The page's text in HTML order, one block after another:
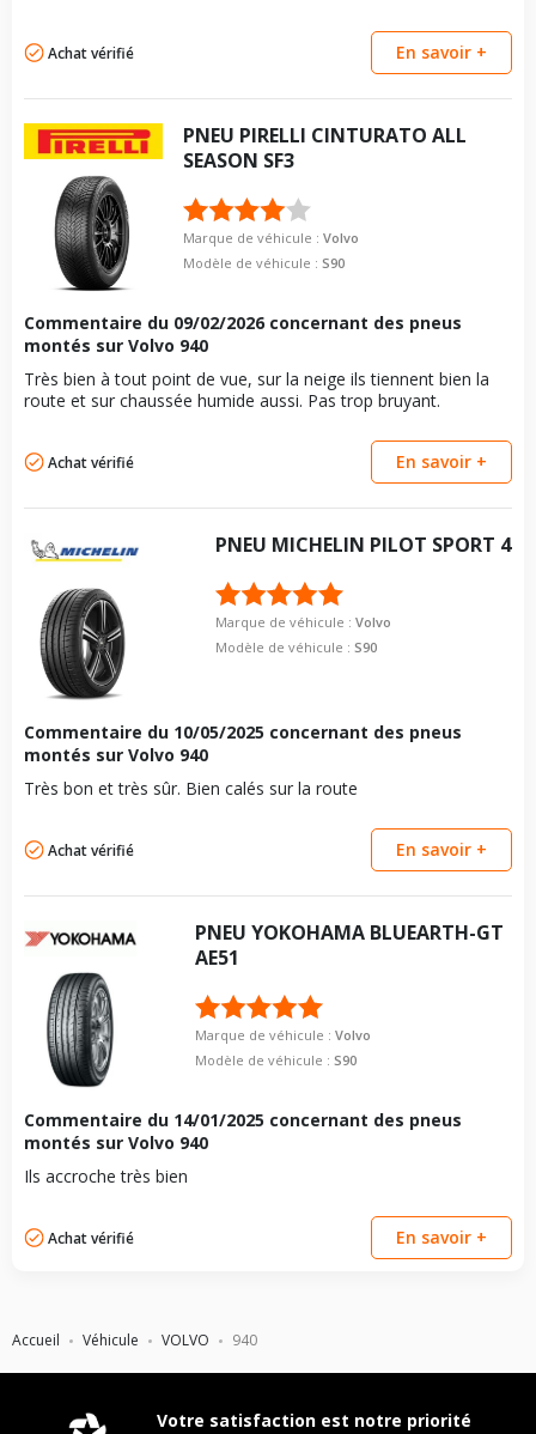
Accueil Véhicule VOLVO 940
Achat vérifié En savoir +
PNEU PIRELLI CINTURATO ALL
SEASON SF3
Marque de véhicule :Volvo
Modèle de véhicule :S90
Commentaire du 09/02/2026 concernant des pneus
montés sur Volvo 940
Très bien à tout point de vue, sur la neige ils tiennent bien la
route et sur chaussée humide aussi. Pas trop bruyant.
Achat vérifié En savoir +
PNEU MICHELIN PILOT SPORT 4
Marque de véhicule : Volvo
Modèle de véhicule : S90
Commentaire du 10/05/2025 concernant des pneus
montés sur Volvo 940
Très bon et très sûr. Bien calés sur la route
Achat vérifié En savoir +
PNEU YOKOHAMA BLUEARTH-GT
AE51
Marque de véhicule : Volvo
Modèle de véhicule : S90
Commentaire du 14/01/2025 concernant des pneus
montés sur Volvo 940
Ils accroche très bien
Achat vérifié En savoir +
Votre satisfaction est notre priorité